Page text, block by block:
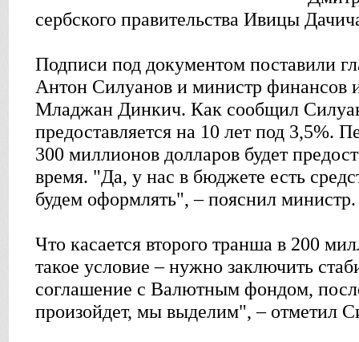
сербского правительства Ивицы
Подписи под документом поставили
Антон Силуанов и министр финансов
Младжан Динкич. Как сообщил
предоставляется на 10 лет под 3,5%.
300 миллионов долларов будет
время. "Да, у нас в бюджете есть
будем оформлять", – пояснил министр.
Что касается второго транша в 200
такое условие – нужно заключить
соглашение с Валютным фондом,
произойдет, мы выделим", – отметил